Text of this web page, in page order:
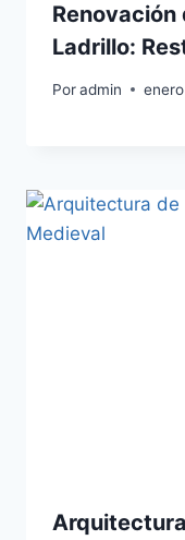
Renovación
Ladrillo:
Poradmin